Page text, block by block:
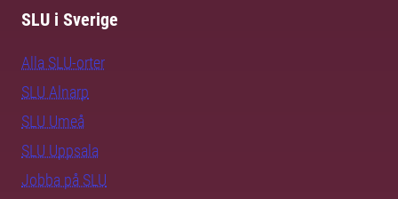
SLU i Sverige
Alla SLU-orter
SLU Alnarp
SLU Umeå
SLU Uppsala
Jobba på SLU